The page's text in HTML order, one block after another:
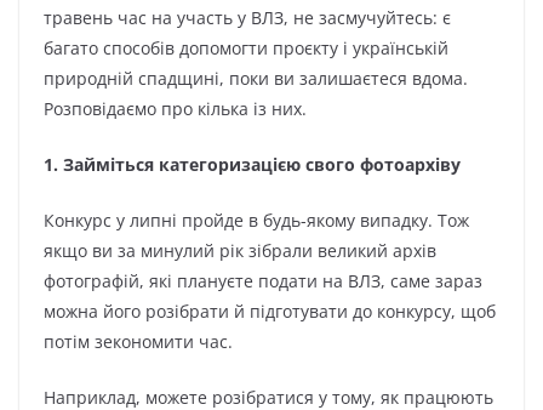
травень час на участь у ВЛЗ, не засмучуйтесь: є
багато способів допомогти проєкту і українській
природній спадщині, поки ви залишаєтеся вдома.
Розповідаємо про кілька із них.
1. Займіться категоризацією свого фотоархіву
Конкурс у липні пройде в будь-якому випадку. Тож
якщо ви за минулий рік зібрали великий архів
фотографій, які плануєте подати на ВЛЗ, саме зараз
можна його розібрати й підготувати до конкурсу, щоб
потім зекономити час.
Наприклад, можете розібратися у тому, як працюють